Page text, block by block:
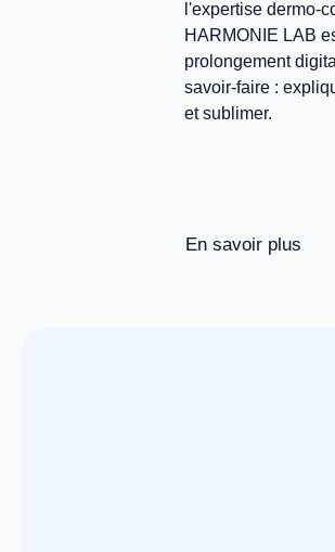
l'expertise dermo-
HARMONIE LAB
prolongement
savoir-faire :
et sublimer.
En savoir plus